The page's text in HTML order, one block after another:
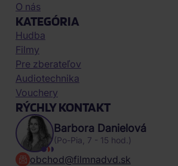
O nás
KATEGÓRIA
Hudba
Filmy
Pre zberateľov
Audiotechnika
Vouchery
RÝCHLY KONTAKT
Barbora Danielová
(Po-Pia, 7 - 15 hod.)
obchod@filmnadvd.sk